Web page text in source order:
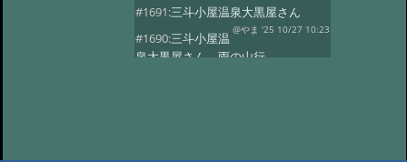
#1691:三斗小屋温泉大黒屋さん
@やま '25 10/27 10:23
#1690:三斗小屋温
泉大黒屋さん 雨の山行